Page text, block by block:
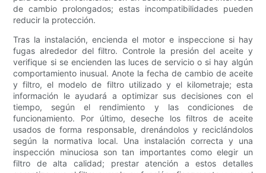
de cambio prolongados; estas incompatibilidades pueden
reducir la protección.
Tras la instalación, encienda el motor e inspeccione si hay
fugas alrededor del filtro. Controle la presión del aceite y
verifique si se encienden las luces de servicio o si hay algún
comportamiento inusual. Anote la fecha de cambio de aceite
y filtro, el modelo de filtro utilizado y el kilometraje; esta
información le ayudará a optimizar sus decisiones con el
tiempo, según el rendimiento y las condiciones de
funcionamiento. Por último, deseche los filtros de aceite
usados ​​de forma responsable, drenándolos y reciclándolos
según la normativa local. Una instalación correcta y una
inspección minuciosa son tan importantes como elegir un
filtro de alta calidad; prestar atención a estos detalles